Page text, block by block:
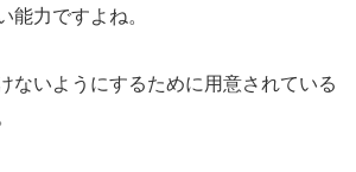
能力ですよね。
ないようにするために用意されている